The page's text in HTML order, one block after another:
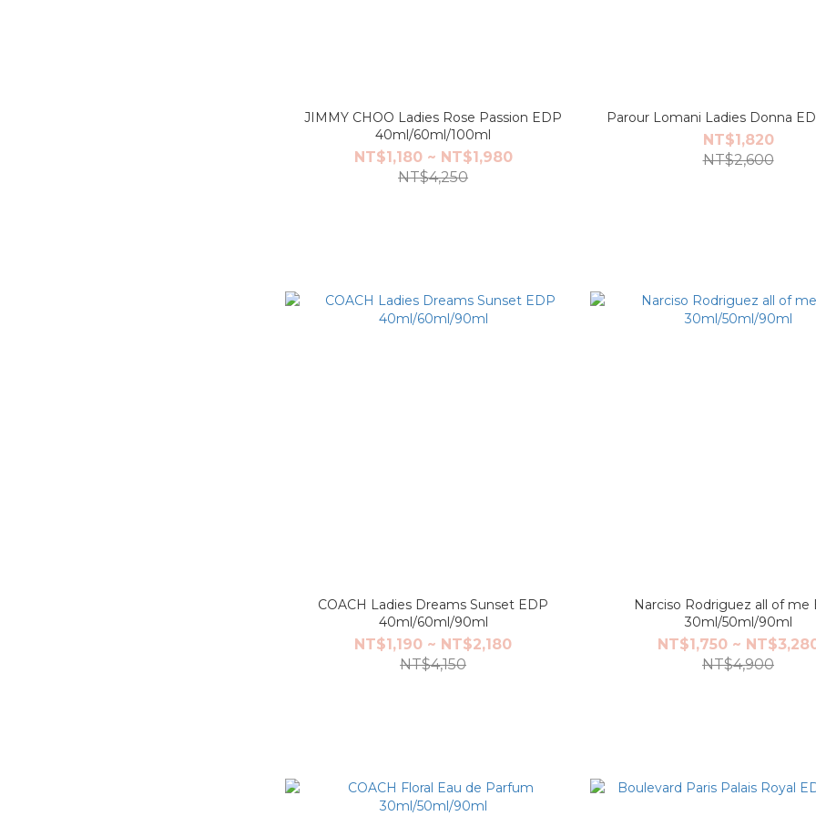
JIMMY CHOO Ladies Rose Passion EDP
40ml/60ml/100ml
NT$1,180 ~ NT$1,980
NT$4,250
Parour Lomani Ladies Donna
NT$1,820
NT$2,600
COACH Ladies Dreams Sunset EDP
40ml/60ml/90ml
NT$1,190 ~ NT$2,180
NT$4,150
Narciso Rodriguez all of me
30ml/50ml/90ml
NT$1,750 ~
NT$4,900